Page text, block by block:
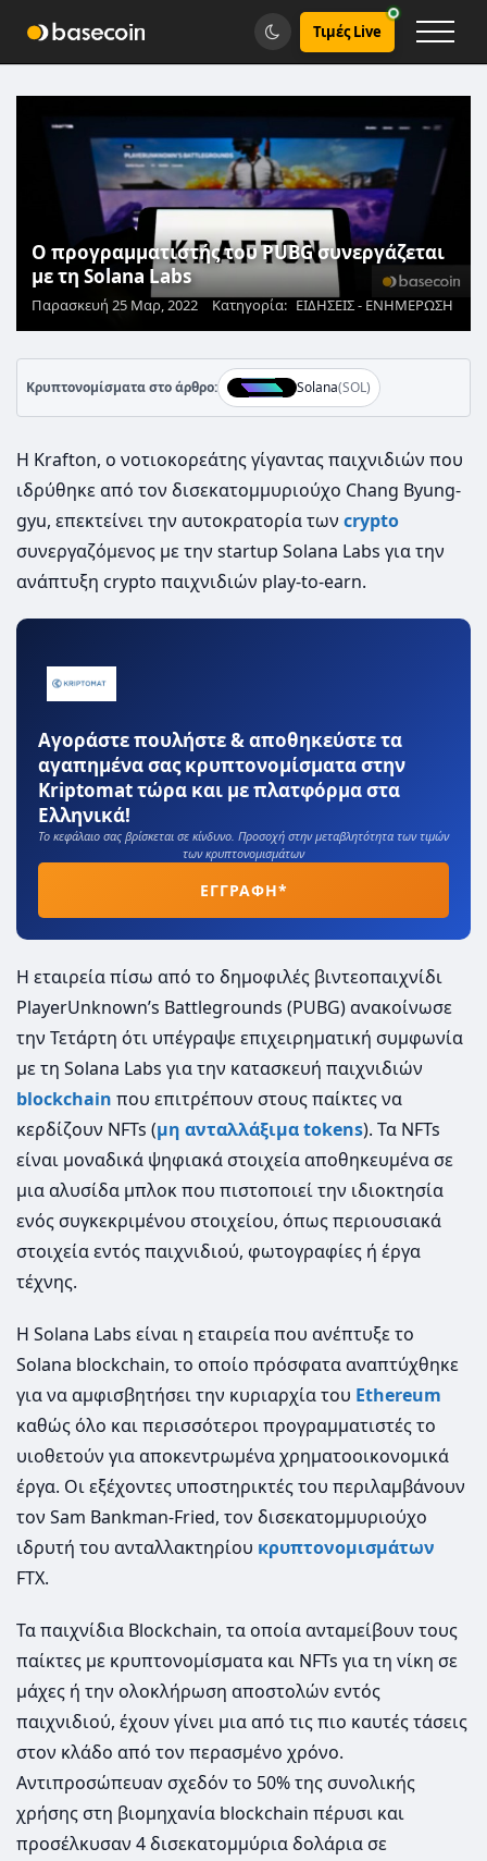
Τιμές Live
Ο προγραμματιστής του PUBG συνεργάζεται
με τη Solana Labs
Παρασκευή 25 Μαρ, 2022 Κατηγορία: ΕΙΔΗΣΕΙΣ - ΕΝΗΜΕΡΩΣΗ
Κρυπτονομίσματα στο άρθρο: Solana(SOL)
Η Krafton, ο νοτιοκορεάτης γίγαντας παιχνιδιών που
ιδρύθηκε από τον δισεκατομμυριούχο Chang Byung-
gyu, επεκτείνει την αυτοκρατορία των crypto
συνεργαζόμενος με την startup Solana Labs για την
ανάπτυξη crypto παιχνιδιών play-to-earn.
Αγοράστε πουλήστε & αποθηκεύστε τα
αγαπημένα σας κρυπτονομίσματα στην
Kriptomat τώρα και με πλατφόρμα στα
Ελληνικά!
Το κεφάλαιο σας βρίσκεται σε κίνδυνο. Προσοχή στην μεταβλητότητα των τιμών
των κρυπτονομισμάτων
ΕΓΓΡΑΦΗ*
Η εταιρεία πίσω από το δημοφιλές βιντεοπαιχνίδι
PlayerUnknown’s Battlegrounds (PUBG) ανακοίνωσε
την Τετάρτη ότι υπέγραψε επιχειρηματική συμφωνία
με τη Solana Labs για την κατασκευή παιχνιδιών
blockchain που επιτρέπουν στους παίκτες να
κερδίζουν NFTs (μη ανταλλάξιμα tokens). Τα NFTs
είναι μοναδικά ψηφιακά στοιχεία αποθηκευμένα σε
μια αλυσίδα μπλοκ που πιστοποιεί την ιδιοκτησία
ενός συγκεκριμένου στοιχείου, όπως περιουσιακά
στοιχεία εντός παιχνιδιού, φωτογραφίες ή έργα
τέχνης.
Η Solana Labs είναι η εταιρεία που ανέπτυξε το
Solana blockchain, το οποίο πρόσφατα αναπτύχθηκε
για να αμφισβητήσει την κυριαρχία του Ethereum
καθώς όλο και περισσότεροι προγραμματιστές το
υιοθετούν για αποκεντρωμένα χρηματοοικονομικά
έργα. Οι εξέχοντες υποστηρικτές του περιλαμβάνουν
τον Sam Bankman-Fried, τον δισεκατομμυριούχο
ιδρυτή του ανταλλακτηρίου κρυπτονομισμάτων
FTX.
Τα παιχνίδια Blockchain, τα οποία ανταμείβουν τους
παίκτες με κρυπτονομίσματα και NFTs για τη νίκη σε
μάχες ή την ολοκλήρωση αποστολών εντός
παιχνιδιού, έχουν γίνει μια από τις πιο καυτές τάσεις
στον κλάδο από τον περασμένο χρόνο.
Αντιπροσώπευαν σχεδόν το 50% της συνολικής
χρήσης στη βιομηχανία blockchain πέρυσι και
προσέλκυσαν 4 δισεκατομμύρια δολάρια σε